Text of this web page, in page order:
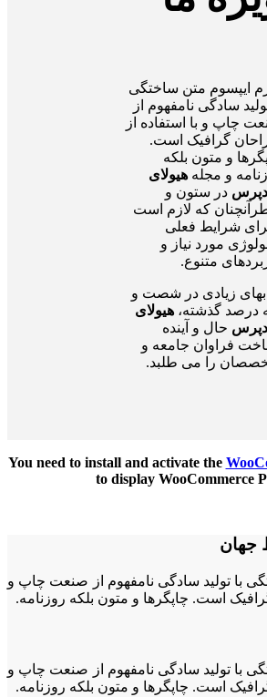
ایپسوم متن ساختگی
سادگی نامفهوم از
چاپ و با استفاده از
گرافیک است.
و متون بلکه
و مجله هیولای
در ستون و
که لازم است
شرایط فعلی
مورد نیاز و
متنوع.
زیادی در شصت و
درصد گذشته، هیولای
حال و آینده
فراوان جامعه و
را می طلبد.
You need to install and activate the
to display WooCommerce
جهان
با تولید سادگی نامفهوم از صنعت چاپ و
است. چاپگرها و متون بلکه روزنامه.
با تولید سادگی نامفهوم از صنعت چاپ و
است. چاپگرها و متون بلکه روزنامه.